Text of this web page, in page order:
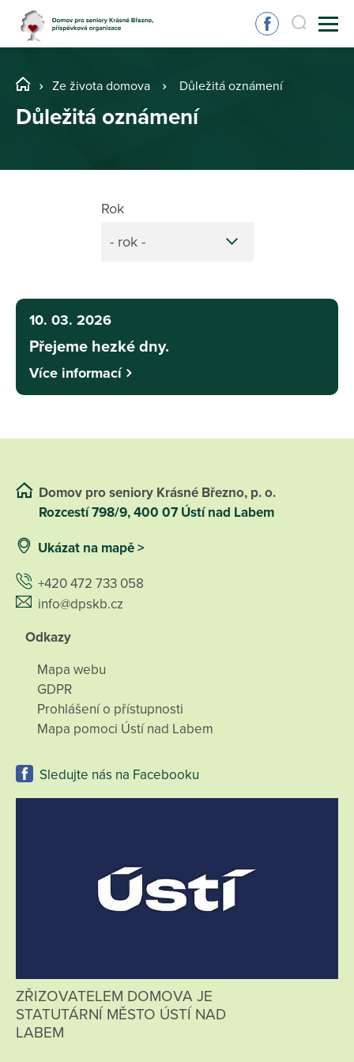
Ze života domova Důležitá oznámení
Důležitá oznámení
Rok
- rok -
10. 03. 2026
Přejeme hezké dny.
Více informací
Domov pro seniory Krásné Březno, p. o.
Rozcestí 798/9, 400 07 Ústí nad Labem
Ukázat na mapě >
+420 472 733 058
info@dpskb.cz
Odkazy
Mapa webu
GDPR
Prohlášení o přístupnosti
Mapa pomoci Ústí nad Labem
Sledujte nás na Facebooku
ZŘIZOVATELEM DOMOVA JE
STATUTÁRNÍ MĚSTO ÚSTÍ NAD
LABEM